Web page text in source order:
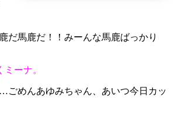
だ馬鹿だ！！みーんな馬鹿ばっかり
ーナ。
ごめんあゆみちゃん、あいつ今日カッ